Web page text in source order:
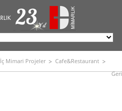
İç Mimari Projeler
Cafe&Restaurant
Geri